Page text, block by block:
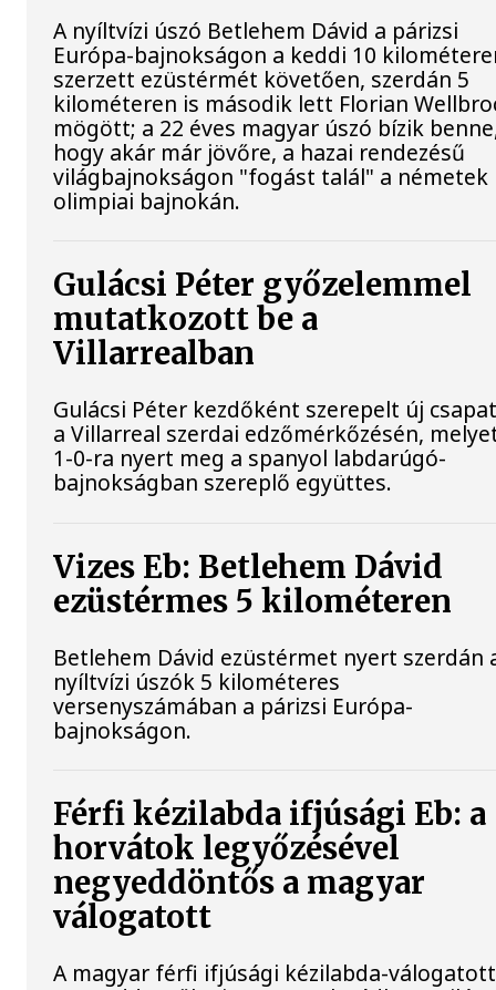
A nyíltvízi úszó Betlehem Dávid a párizsi
Európa-bajnokságon a keddi 10
szerzett ezüstérmét követően, szerdán 5
kilométeren is második lett Florian
mögött; a 22 éves magyar úszó bízik
hogy akár már jövőre, a hazai rendezésű
világbajnokságon "fogást talál" a németek
olimpiai bajnokán.
Gulácsi Péter győzelemmel
mutatkozott be a
Villarrealban
Gulácsi Péter kezdőként szerepelt új
a Villarreal szerdai edzőmérkőzésén,
1-0-ra nyert meg a spanyol labdarúgó-
bajnokságban szereplő együttes.
Vizes Eb: Betlehem Dávid
ezüstérmes 5 kilométeren
Betlehem Dávid ezüstérmet nyert szerdán
nyíltvízi úszók 5 kilométeres
versenyszámában a párizsi Európa-
bajnokságon.
Férfi kézilabda ifjúsági Eb: a
horvátok legyőzésével
negyeddöntős a magyar
válogatott
A magyar férfi ifjúsági kézilabda-válogatott